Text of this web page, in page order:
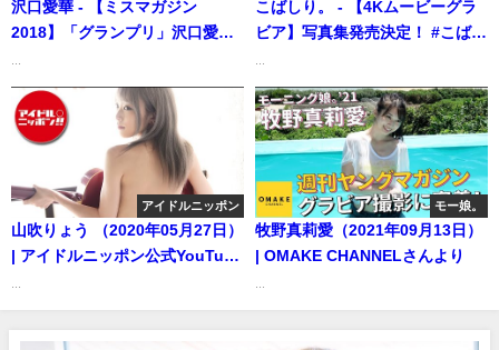
沢口愛華 - 【ミスマガジン
2018】「グランプリ」沢口愛華
ビア!!【ヤンマガ34号】（2018
年07月23日） | 講談社ヤンマガ
chさんより
...
こばしり。 - 【4Kムービーグラ
ビア】写真集発売決定！ #こばし
てキュートなグラビアに挑戦！
素の表情にあふれ、美しさが増
すばかりの水着撮影に最高画質
で没入密着！【メイキング】
(Oct 23, 2025) | ヤンジャン
TV【集英社ヤングジャンプ公
式】さんより
...
アイドルニッポン
山吹りょう （2020年05月27日）
| アイドルニッポン公式YouTube
モー娘。
牧野真莉愛（2021年09月13日）
| OMAKE CHANNELさんより